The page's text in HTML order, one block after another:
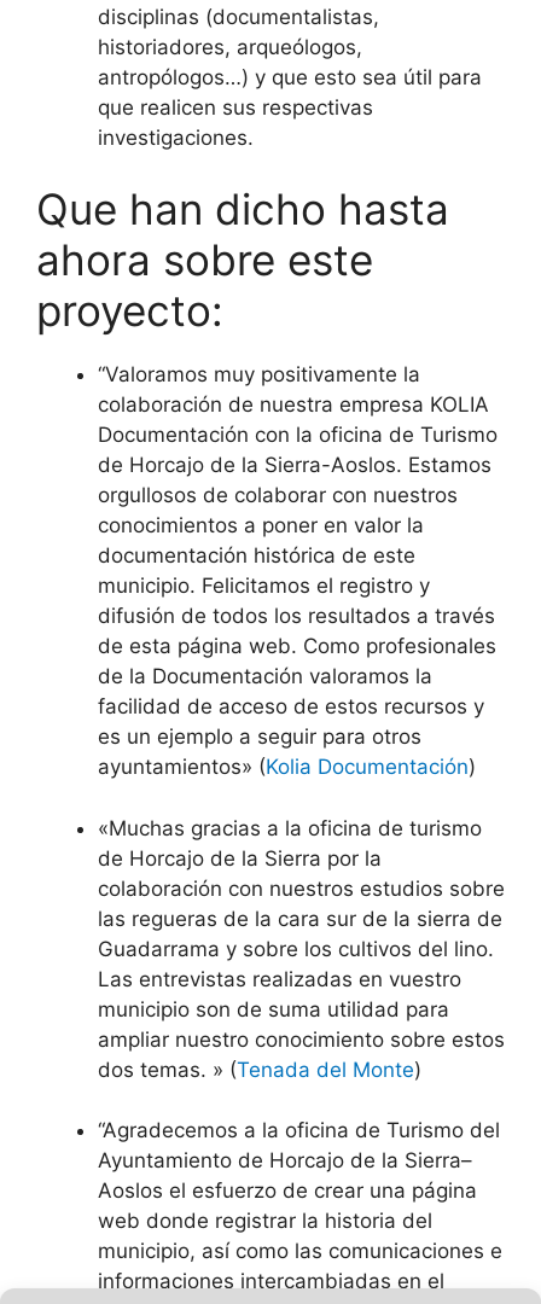
disciplinas (documentalistas,
historiadores, arqueólogos,
antropólogos…) y que esto sea útil para
que realicen sus respectivas
investigaciones.
Que han dicho hasta
ahora sobre este
proyecto:
“Valoramos muy positivamente la
colaboración de nuestra empresa KOLIA
Documentación con la oficina de Turismo
de Horcajo de la Sierra-Aoslos. Estamos
orgullosos de colaborar con nuestros
conocimientos a poner en valor la
documentación histórica de este
municipio. Felicitamos el registro y
difusión de todos los resultados a través
de esta página web. Como profesionales
de la Documentación valoramos la
facilidad de acceso de estos recursos y
es un ejemplo a seguir para otros
ayuntamientos» (Kolia Documentación)
«Muchas gracias a la oficina de turismo
de Horcajo de la Sierra por la
colaboración con nuestros estudios sobre
las regueras de la cara sur de la sierra de
Guadarrama y sobre los cultivos del lino.
Las entrevistas realizadas en vuestro
municipio son de suma utilidad para
ampliar nuestro conocimiento sobre estos
dos temas. » (Tenada del Monte)
“Agradecemos a la oficina de Turismo del
Ayuntamiento de Horcajo de la Sierra–
Aoslos el esfuerzo de crear una página
web donde registrar la historia del
municipio, así como las comunicaciones e
informaciones intercambiadas en el